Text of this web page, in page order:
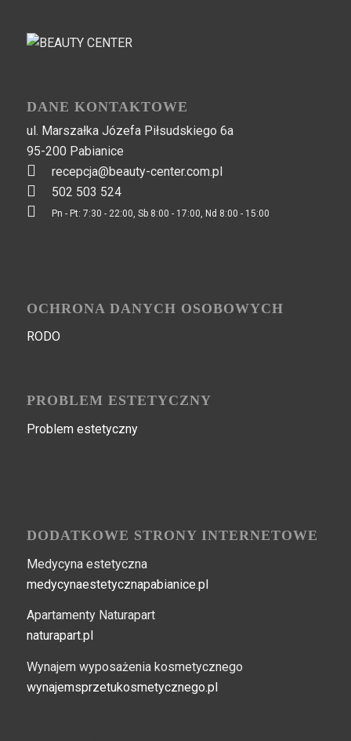
DANE KONTAKTOWE
ul. Marszałka Józefa Piłsudskiego 6a
95-200 Pabianice
recepcja@beauty-center.com.pl
502 503 524
Pn - Pt: 7:30 - 22:00, Sb 8:00 - 17:00, Nd 8:00 - 15:00
OCHRONA DANYCH OSOBOWYCH
RODO
PROBLEM ESTETYCZNY
Problem estetyczny
DODATKOWE STRONY INTERNETOWE
Medycyna estetyczna
medycynaestetycznapabianice.pl
Apartamenty Naturapart
naturapart.pl
Wynajem wyposażenia kosmetycznego
wynajemsprzetukosmetycznego.pl